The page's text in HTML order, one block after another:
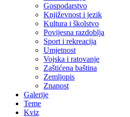
Gospodarstvo
Književnost i jezik
Kultura i školstvo
Povijesna razdoblja
Sport i rekreacija
Umjetnost
Vojska i ratovanje
Zaštićena baština
Zemljopis
Znanost
Galerije
Teme
Kviz